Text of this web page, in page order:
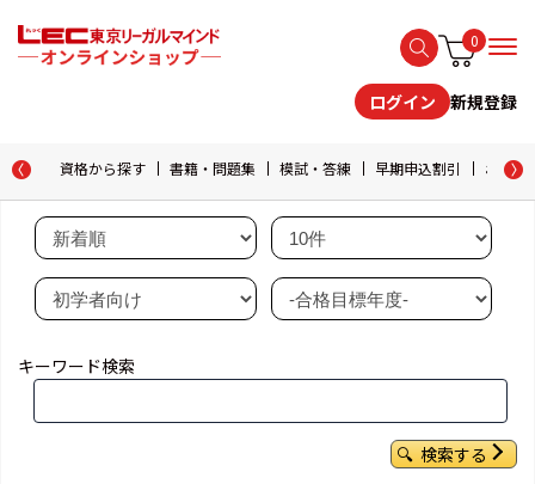
0
ログイン 新規登録
資格から探す 書籍・問題集 模試・答練 早期申込割引 おため
キーワード検索
検索する